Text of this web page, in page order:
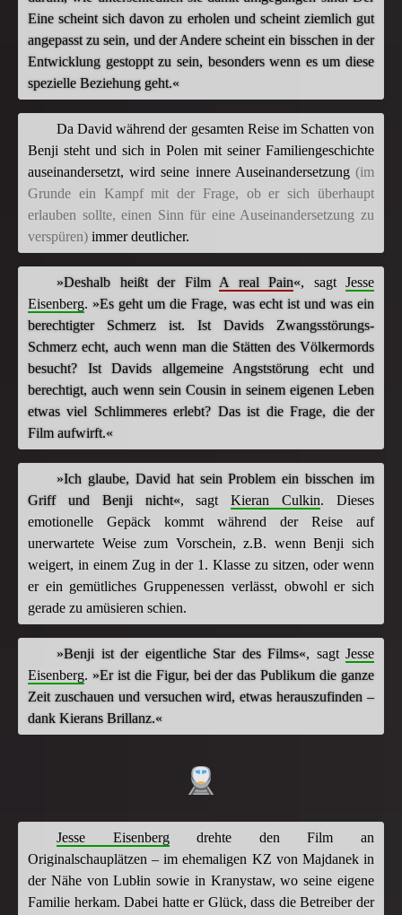
Eine scheint sich davon zu erholen und scheint ziemlich gut
angepasst zu sein, und der Andere scheint ein bisschen in der
Entwicklung gestoppt zu sein, besonders wenn es um diese
spezielle Beziehung geht.«
Da David während der gesamten Reise im Schatten von
Benji steht und sich in Polen mit seiner Familiengeschichte
auseinandersetzt, wird seine innere Auseinandersetzung (im
Grunde ein Kampf mit der Frage, ob er sich überhaupt
erlauben sollte, einen Sinn für eine Auseinandersetzung zu
verspüren) immer deutlicher.
»Deshalb heißt der Film A real Pain«, sagt Jesse
Eisenberg.»Es geht um die Frage, was echt ist und was ein
berechtigter Schmerz ist. Ist Davids Zwangsstörungs-
Schmerz echt, auch wenn man die Stätten des Völkermords
besucht? Ist Davids allgemeine Angststörung echt und
berechtigt, auch wenn sein Cousin in seinem eigenen Leben
etwas viel Schlimmeres erlebt? Das ist die Frage, die der
Film aufwirft.«
»Ich glaube, David hat sein Problem ein bisschen im
Griff und Benji nicht«, sagtKieran Culkin. Dieses
emotionelle Gepäck kommt während der Reise auf
unerwartete Weise zum Vorschein, z.B. wenn Benji sich
weigert, in einem Zug in der 1. Klasse zu sitzen, oder wenn
er ein gemütliches Gruppenessen verlässt, obwohl er sich
gerade zu amüsieren schien.
»Benji ist der eigentliche Star des Films«, sagt Jesse
Eisenberg. »Er ist die Figur, bei der das Publikum die ganze
Zeit zuschauen und versuchen wird, etwas herauszufinden –
dank Kierans Brillanz.«
Jesse Eisenbergdrehte den Film an
Originalschauplätzen – im ehemaligen KZ von Majdanek in
der Nähe von Lubłin sowie in Kranystaw, wo seine eigene
Familie herkam. Dabei hatte er Glück, dass die Betreiber der